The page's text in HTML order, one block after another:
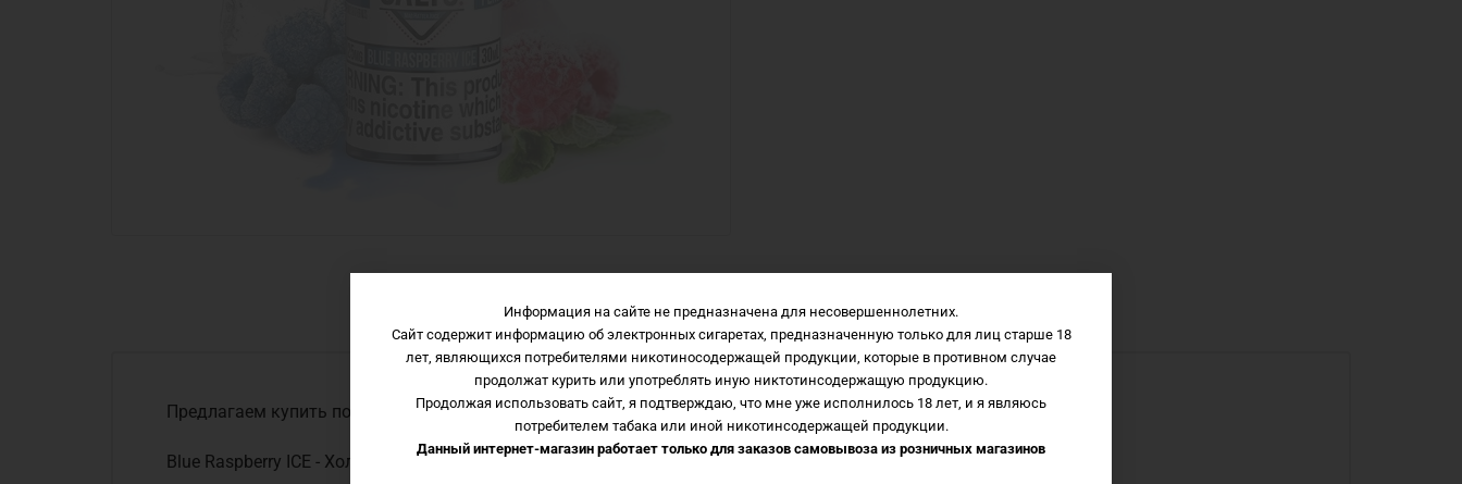
Описание Характеристики Отзывы
Предлагаем купить по низкой цене жидкость Blue Raspberry ICE by I LOVE SALTS 30ml (MAD HATTER США)
Blue Raspberry ICE - Холодные конфетки с синей малиной. Кисло-сладкое удовольсвтием с холодком
Информация на сайте не предназначена для несовершеннолетних.
Сайт содержит информацию об электронных сигаретах, предназначенную только для лиц старше 18
лет, являющихся потребителями никотиносодержащей продукции, которые в противном случае
продолжат курить или употреблять иную никтотинсодержащую продукцию.
Продолжая использовать сайт, я подтверждаю, что мне уже исполнилось 18 лет, и я являюсь
потребителем табака или иной никотинсодержащей продукции.
Данный интернет-магазин работает только для заказов самовывоза из розничных магазинов